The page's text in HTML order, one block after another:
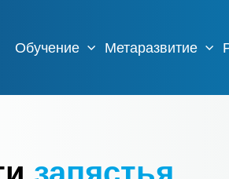
Обучение Метаразвитие